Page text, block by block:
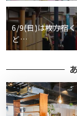
6/9(日)は枚方宿
ど…